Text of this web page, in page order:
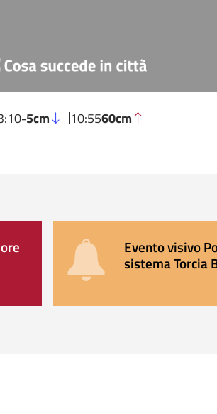
-5cm 10:5560cm
Evento visivo
sistema Torcia